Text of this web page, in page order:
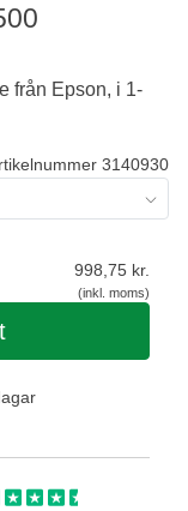
3140930
998,75 kr.
(inkl. moms)
från Epson, i 1-